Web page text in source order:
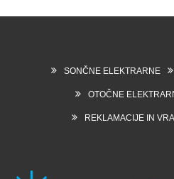
SONČNE ELEKTRARNE
OTOČNE
REKLAMACIJE IN